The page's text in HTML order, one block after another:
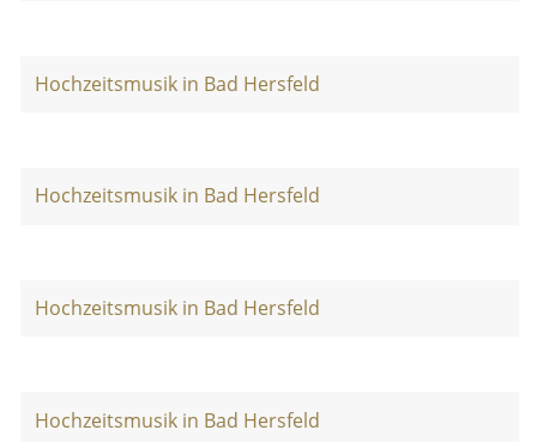
Hochzeitsmusik in Bad Hersfeld
Hochzeitsmusik in Bad Hersfeld
Hochzeitsmusik in Bad Hersfeld
Hochzeitsmusik in Bad Hersfeld